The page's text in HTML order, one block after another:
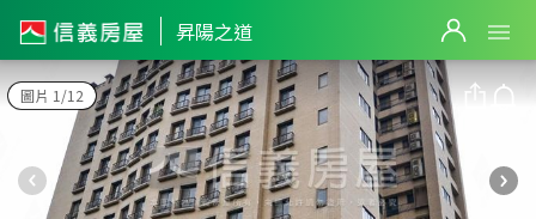
昇陽之道
圖片 1/12